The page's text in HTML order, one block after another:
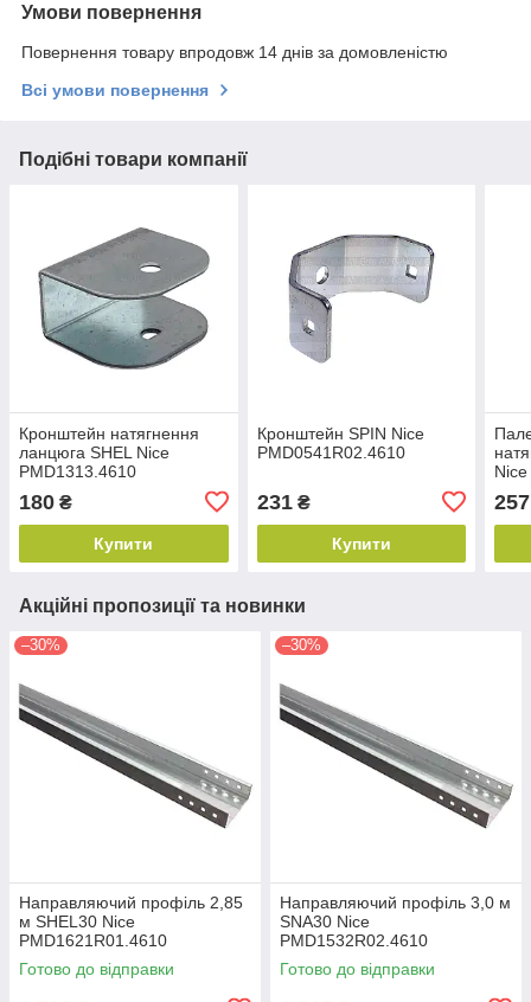
Умови повернення
Повернення товару впродовж 14 днів за домовленістю
Всі умови повернення
Подібні товари компанії
Кронштейн натягнення
ланцюга SHEL Nice
PMD1313.4610
180 ₴
Купити
Кронштейн SPIN Nice
PMD0541R02.4610
231₴
Купити
257
Акційні пропозиції та новинки
–30%
Направляючий профіль 2,85
м SHEL30 Nice
PMD1621R01.4610
Готово до відправки
–30%
Направляючий профіль 3,0 м
SNA30 Nice
PMD1532R02.4610
Готово до відправки